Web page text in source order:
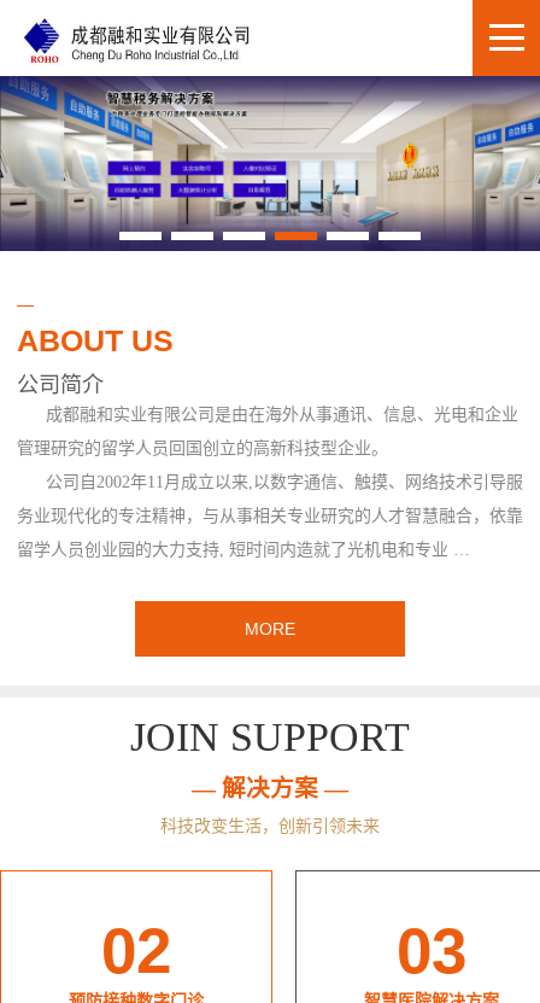
ABOUT US
公司简介
成都融和实业有限公司是由在海外从事通讯、信息、光电和企业
管理研究的留学人员回国创立的高新科技型企业。
公司自2002年11月成立以来,以数字通信、触摸、网络技术引导服
务业现代化的专注精神，与从事相关专业研究的人才智慧融合，依靠
留学人员创业园的大力支持, 短时间内造就了光机电和专业 …
MORE
JOIN SUPPORT
— 解决方案 —
科技改变生活，创新引领未来
02 03